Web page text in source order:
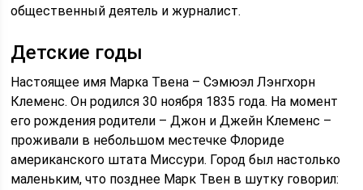
общественный деятель и журналист.
Детские годы
Настоящее имя Марка Твена – Сэмюэл Лэнгхорн
Клеменс. Он родился 30 ноября 1835 года. На момент
его рождения родители – Джон и Джейн Клеменс –
проживали в небольшом местечке Флориде
американского штата Миссури. Город был настолько
маленьким, что позднее Марк Твен в шутку говорил: